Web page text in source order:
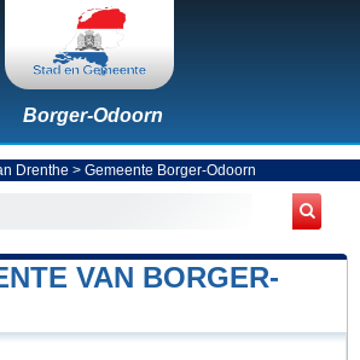
Borger-Odoorn
Drenthe > Gemeente Borger-Odoorn
VAN BORGER-